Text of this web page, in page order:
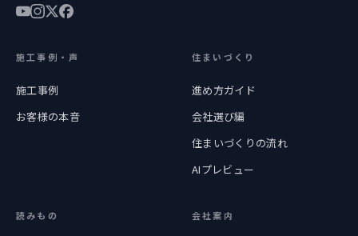
施工事例・声
施工事例
お客様の本音
住まいづくり
進め方ガイド
会社選び編
住まいづくりの流れ
AIプレビュー
読みもの 会社案内